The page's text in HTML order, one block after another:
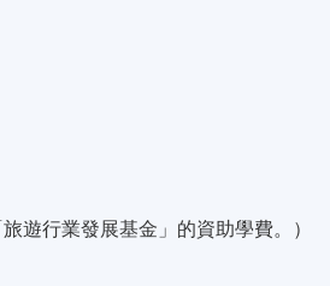
遊行業發展基金」的資助學費。）